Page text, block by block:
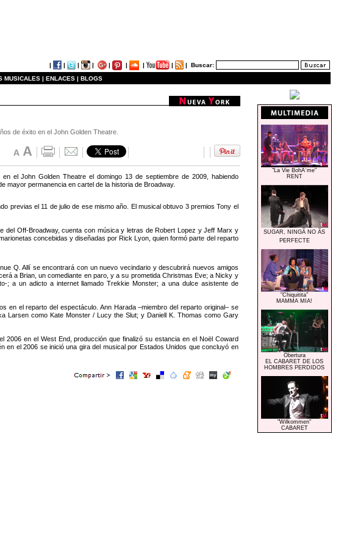
| | | | | | | | | Buscar:
MUSICALES | ENLACES | BLOGS
de éxito en el John Golden Theatre.
el John Golden Theatre el domingo 13 de septiembre de 2009, habiendo
mayor permanencia en cartel de la historia de Broadway.
previas el 11 de julio de ese mismo año. El musical obtuvo 3 premios Tony el
del Off-Broadway, cuenta con música y letras de Robert Lopez y Jeff Marx y
concebidas y diseñadas por Rick Lyon, quien formó parte del reparto
Q. Allí se encontrará con un nuevo vecindario y descubrirá nuevos amigos
a Brian, un comediante en paro, y a su prometida Christmas Eve; a Nicky y
; a un adicto a internet llamado Trekkie Monster; a una dulce asistente de
en el reparto del espectáculo. Ann Harada –miembro del reparto original– se
Larsen como Kate Monster / Lucy the Slut; y Daniell K. Thomas como Gary
2006 en el West End, producción que finalizó su estancia en el Noël Coward
el 2006 se inició una gira del musical por Estados Unidos que concluyó en
"La Vie BohÃ¨me"
RENT
SUGAR, NINGÃ NO ÃS
PERFECTE
"Chiquitita"
MAMMA MIA!
Obertura
EL CABARET DE LOS
HOMBRES PERDIDOS
"Wilkommen"
CABARET